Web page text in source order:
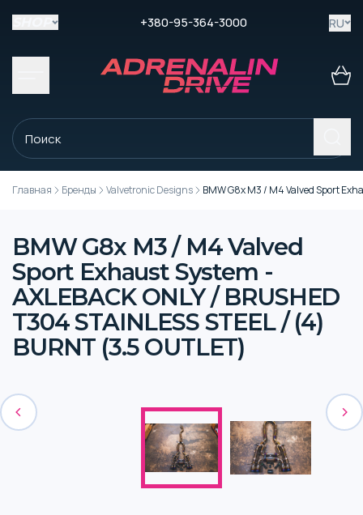
+380-95-364-3000 RU
Главная Бренды Valvetronic Designs BMW G8x M3 / M4 Valved Sport
BMW G8x M3 / M4 Valved
Sport Exhaust System -
AXLEBACK ONLY / BRUSHED
T304 STAINLESS STEEL / (4)
BURNT (3.5 OUTLET)